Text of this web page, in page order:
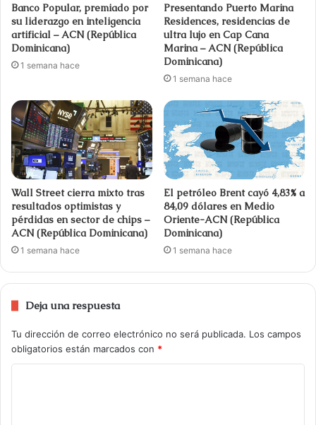
Banco Popular, premiado por
su liderazgo en inteligencia
artificial – ACN (República
Dominicana)
1 semana hace
Presentando Puerto Marina
Residences, residencias de
ultra lujo en Cap Cana
Marina – ACN (República
Dominicana)
1 semana hace
Wall Street cierra mixto tras
resultados optimistas y
pérdidas en sector de chips –
ACN (República Dominicana)
1 semana hace
El petróleo Brent cayó 4,83% a
84,09 dólares en Medio
Oriente-ACN (República
Dominicana)
1 semana hace
Deja una respuesta
Tu dirección de correo electrónico no será publicada. Los campos
obligatorios están marcados con *